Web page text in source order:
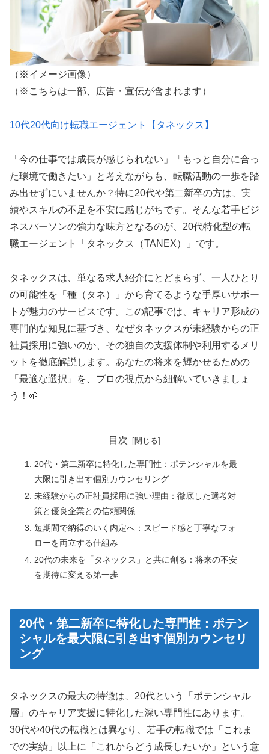
（※イメージ画像）
（※こちらは一部、広告・宣伝が含まれます）
10代20代向け転職エージェント【タネックス】
「今の仕事では成長が感じられない」「もっと自分に合っ
た環境で働きたい」と考えながらも、転職活動の一歩を踏
み出せずにいませんか？特に20代や第二新卒の方は、実
績やスキルの不足を不安に感じがちです。そんな若手ビジ
ネスパーソンの強力な味方となるのが、20代特化型の転
職エージェント「タネックス（TANEX）」です。
タネックスは、単なる求人紹介にとどまらず、一人ひとり
の可能性を「種（タネ）」から育てるような手厚いサポー
トが魅力のサービスです。この記事では、キャリア形成の
専門的な知見に基づき、なぜタネックスが未経験からの正
社員採用に強いのか、その独自の支援体制や利用するメリ
ットを徹底解説します。あなたの将来を輝かせるための
「最適な選択」を、プロの視点から紐解いていきましょ
う！🌱
目次
20代・第二新卒に特化した専門性：ポテンシャルを最
大限に引き出す個別カウンセリング
未経験からの正社員採用に強い理由：徹底した選考対
策と優良企業との信頼関係
短期間で納得のいく内定へ：スピード感と丁寧なフォ
ローを両立する仕組み
20代の未来を「タネックス」と共に創る：将来の不安
を期待に変える第一歩
20代・第二新卒に特化した専門性：ポテン
シャルを最大限に引き出す個別カウンセリ
ング
タネックスの最大の特徴は、20代という「ポテンシャル
層」のキャリア支援に特化した深い専門性にあります。
30代や40代の転職とは異なり、若手の転職では「これま
での実績」以上に「これからどう成長したいか」という意